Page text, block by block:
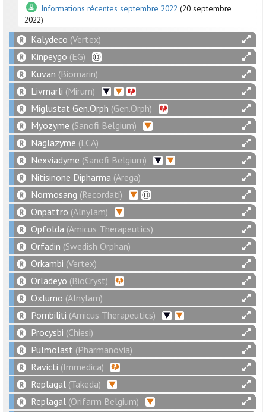
Informations récentes septembre 2022 (20 septembre
2022)
Kalydeco (Vertex)
Kinpeygo (EG)
Kuvan (Biomarin)
Livmarli (Mirum)
Miglustat Gen.Orph (Gen.Orph)
Myozyme (Sanofi Belgium)
Naglazyme (LCA)
Nexviadyme (Sanofi Belgium)
Nitisinone Dipharma (Arega)
Normosang (Recordati)
Onpattro (Alnylam)
Opfolda (Amicus Therapeutics)
Orfadin (Swedish Orphan)
Orkambi (Vertex)
Orladeyo (BioCryst)
Oxlumo (Alnylam)
Pombiliti (Amicus Therapeutics)
Procysbi (Chiesi)
Pulmolast (Pharmanovia)
Ravicti (Immedica)
Replagal (Takeda)
Replagal (Orifarm Belgium)